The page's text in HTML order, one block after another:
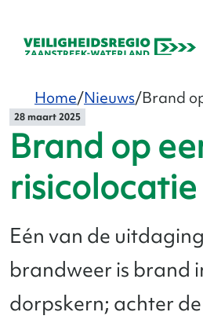
Home Nieuws Brand
Brand op
risicolocatie
28 maart 2025
Eén van de
brandweer is brand
dorpskern; achter